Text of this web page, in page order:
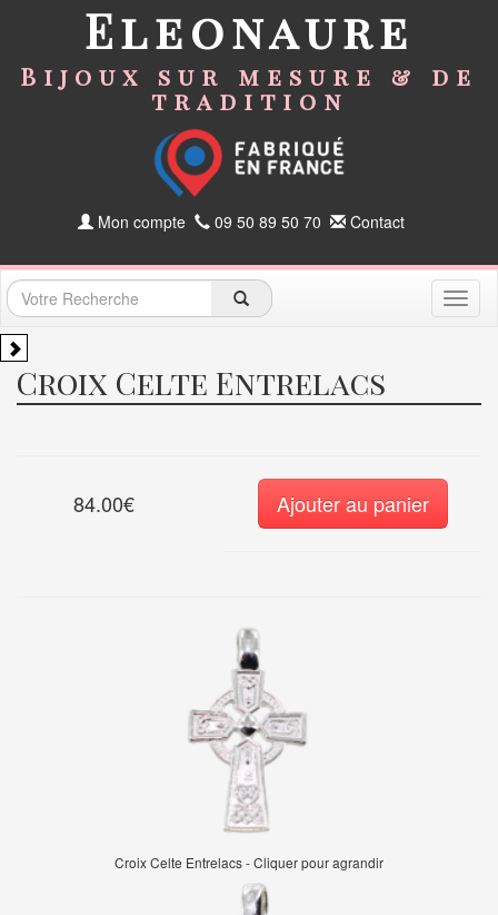
Eleonaure
Bijoux sur mesure & de
tradition
Mon compte 09 50 89 50 70 Contact
Croix Celte Entrelacs
84.00€ Ajouter au panier
Croix Celte Entrelacs - Cliquer pour agrandir